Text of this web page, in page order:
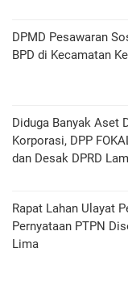
DPMD Pesawaran
BPD di Kecamatan
Diduga Banyak Aset
Korporasi, DPP
dan Desak DPRD
Rapat Lahan Ulayat
Pernyataan PTPN
Lima